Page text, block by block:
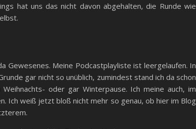
hat uns das nicht davon abgehalten, die Runde wie
Gewesenes. Meine Podcastplayliste ist leergelaufen. In
gar nicht so unüblich, zumindest stand ich da schon
oder gar Winterpause. Ich meine auch, im
Ich weiß jetzt bloß nicht mehr so genau, ob hier im Blog